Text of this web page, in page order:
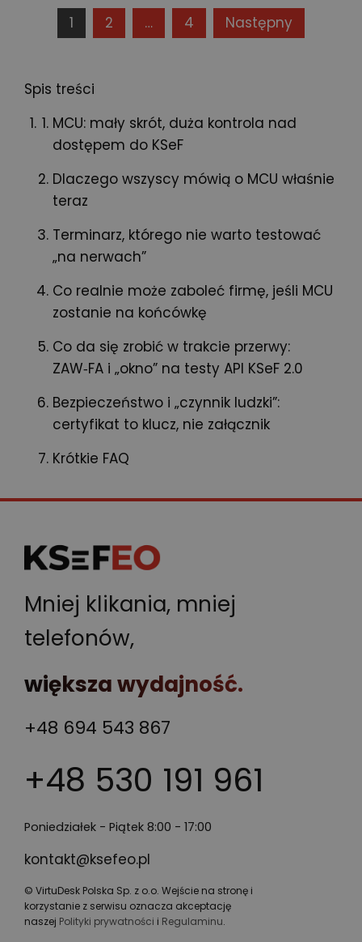
Stronicowanie
wpisów
1 2 … 4 Następny
Spis treści
MCU: mały skrót, duża kontrola nad
dostępem do KSeF
Dlaczego wszyscy mówią o MCU właśnie
teraz
Terminarz, którego nie warto testować
„na nerwach”
Co realnie może zaboleć firmę, jeśli MCU
zostanie na końcówkę
Co da się zrobić w trakcie przerwy:
ZAW‑FA i „okno” na testy API KSeF 2.0
Bezpieczeństwo i „czynnik ludzki”:
certyfikat to klucz, nie załącznik
Krótkie FAQ
Mniej klikania, mniej
telefonów,
większa wydajność.
+48 694 543 867
+48 530 191 961
Poniedziałek - Piątek 8:00 - 17:00
kontakt@ksefeo.pl
© VirtuDesk Polska Sp. z o.o. Wejście na stronę i
korzystanie z serwisu oznacza akceptację
naszej Polityki prywatności i Regulaminu.